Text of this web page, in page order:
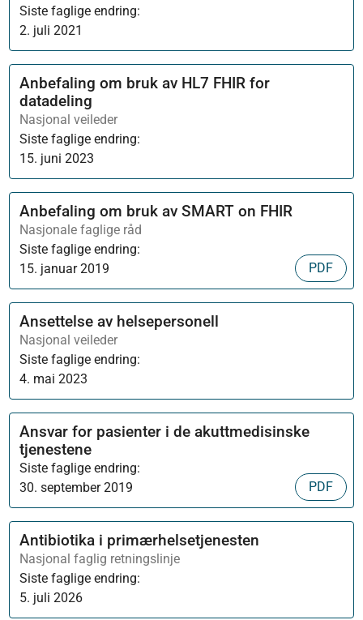
Siste faglige endring:
2. juli 2021
Anbefaling om bruk av HL7 FHIR for
datadeling
Nasjonal veileder
Siste faglige endring:
15. juni 2023
Anbefaling om bruk av SMART on FHIR
Nasjonale faglige råd
Siste faglige endring:
15. januar 2019
PDF
Ansettelse av helsepersonell
Nasjonal veileder
Siste faglige endring:
4. mai 2023
Ansvar for pasienter i de akuttmedisinske
tjenestene
Siste faglige endring:
30. september 2019
PDF
Antibiotika i primærhelsetjenesten
Nasjonal faglig retningslinje
Siste faglige endring:
5. juli 2026